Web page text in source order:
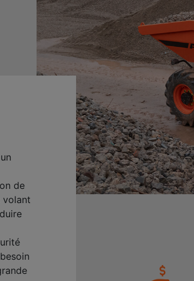
de
volant